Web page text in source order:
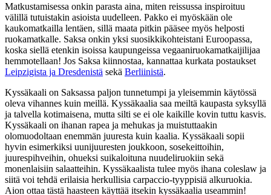
Matkustamisessa onkin parasta aina, miten reissussa inspiroituu
välillä tutuistakin asioista uudelleen. Pakko ei myöskään ole
kaukomatkailla lentäen, sillä maata pitkin pääsee myös helposti
ruokamatkalle. Saksa onkin yksi suosikkikohteistani Euroopassa,
koska siellä etenkin isoissa kaupungeissa vegaaniruokamatkaijilijaa
hemmotellaan! Jos Saksa kiinnostaa, kannattaa kurkata postaukset
Leipzigista ja Dresdenistä sekä Berliinistä.
Kyssäkaali on Saksassa paljon tunnetumpi ja yleisemmin käytössä
oleva vihannes kuin meillä. Kyssäkaalia saa meiltä kaupasta syksyllä
ja talvella kotimaisena, mutta silti se ei ole kaikille kovin tuttu kasvis.
Kyssäkaali on ihanan rapea ja mehukas ja muistuttaakin
olomuodoltaan enemmän juuresta kuin kaalia. Kyssäkaali sopii
hyvin esimerkiksi uunijuuresten joukkoon, sosekeittoihin,
juurespihveihin, ohueksi suikaloituna nuudeliruokiin sekä
monenlaisiin salaatteihin. Kyssäkaalista tulee myös ihana coleslaw ja
siitä voi tehdä erilaisia herkullisia carpaccio-tyyppisiä alkuruokia.
Aion ottaa tästä haasteen käyttää itsekin kyssäkaalia useammin!